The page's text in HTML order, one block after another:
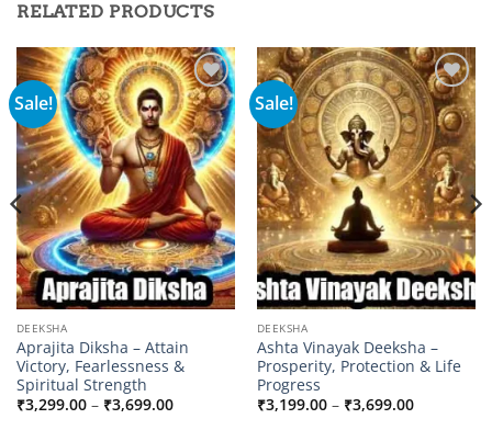
RELATED PRODUCTS
Sale!
Add to
wishlist
DEEKSHA
Aprajita Diksha – Attain
Victory, Fearlessness &
Spiritual Strength
₹3,299.00 – ₹3,699.00Price
Sale!
Add to
wishlist
DEEKSHA
Ashta Vinayak Deeksha –
Prosperity, Protection & Life
Progress
₹3,199.00 – ₹3,699.00Price